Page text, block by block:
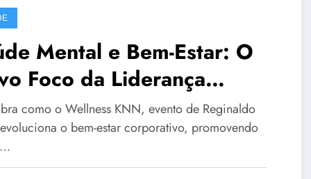
Mental e Bem-Estar: O
Foco da Liderança
como o Wellness KNN, evento de Reginaldo
o bem-estar corporativo, promovendo